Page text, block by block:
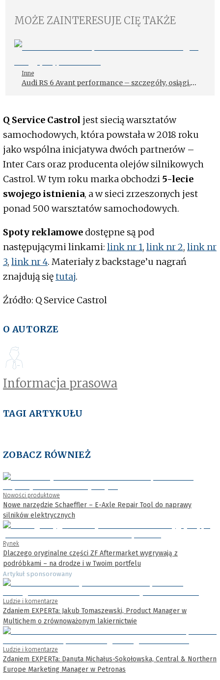
MOŻE ZAINTERESUJE CIĘ TAKŻE
Inne
Audi RS 6 Avant performance – szczegóły, osiągi,
Q Service Castrol jest siecią warsztatów
samochodowych, która powstała w 2018 roku
jako wspólna inicjatywa dwóch partnerów –
Inter Cars oraz producenta olejów silnikowych
Castrol. W tym roku marka obchodzi 5-lecie
swojego istnienia, a w sieci zrzeszonych jest
ponad 500 warsztatów samochodowych.
Spoty reklamowe dostępne są pod
następującymi linkami: link nr 1, link nr 2, link nr
3, link nr 4. Materiały z backstage’u nagrań
znajdują siętutaj.
Źródło: Q Service Castrol
O AUTORZE
Informacja prasowa
TAGI ARTYKUŁU
ZOBACZ RÓWNIEŻ
Nowości produktowe
Nowe narzędzie Schaeffler – E-Axle Repair Tool do naprawy
silników elektrycznych
Rynek
Dlaczego oryginalne części ZF Aftermarket wygrywają z
podróbkami – na drodze i w Twoim portfelu
Artykuł sponsorowany
Ludzie i komentarze
Zdaniem EXPERTa: Jakub Tomaszewski, Product Manager w
Multichem o zrównoważonym lakiernictwie
Ludzie i komentarze
Zdaniem EXPERTa: Danuta Michałus-Sokołowska, Central & Northern
Europe Marketing Manager w Petronas